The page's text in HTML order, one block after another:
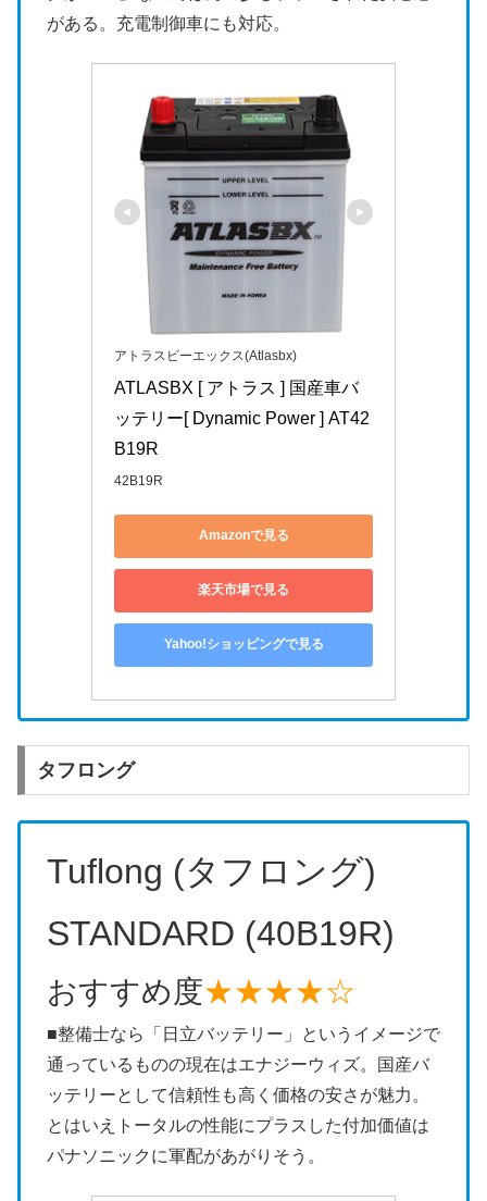
がある。充電制御車にも対応。
アトラスビーエックス(Atlasbx)
ATLASBX [ アトラス ] 国産車バ
ッテリー[ Dynamic Power ] AT42
B19R
42B19R
Amazonで見る
楽天市場で見る
Yahoo!ショッピングで見る
タフロング
Tuflong (タフロング)
STANDARD (40B19R)
おすすめ度★★★★☆
■整備士なら「日立バッテリー」というイメージで
通っているものの現在はエナジーウィズ。国産バ
ッテリーとして信頼性も高く価格の安さが魅力。
とはいえトータルの性能にプラスした付加価値は
パナソニックに軍配があがりそう。